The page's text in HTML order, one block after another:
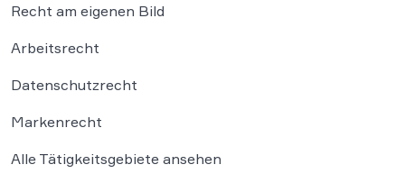
Recht am eigenen Bild
Arbeitsrecht
Datenschutzrecht
Markenrecht
Alle Tätigkeitsgebiete ansehen